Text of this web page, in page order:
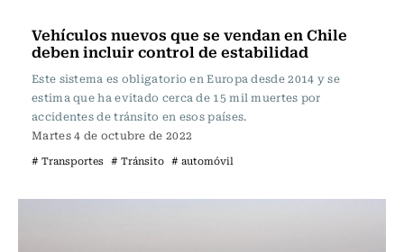
Vehículos nuevos que se vendan en Chile
deben incluir control de estabilidad
Este sistema es obligatorio en Europa desde 2014 y se
estima que ha evitado cerca de 15 mil muertes por
accidentes de tránsito en esos países.
Martes 4 de octubre de 2022
# Transportes # Tránsito # automóvil